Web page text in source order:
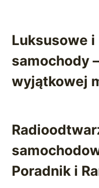
Luksusowe
samochody
wyjątkowej
Poradnik i